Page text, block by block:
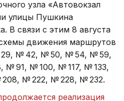
узла «Автовокзал
улицы Пушкина
В связи с этим 8 августа
движения маршрутов
№ 42, № 50, № 54, № 59,
91, № 100, № 117, № 133,
№ 222, № 228, № 232.
реализация